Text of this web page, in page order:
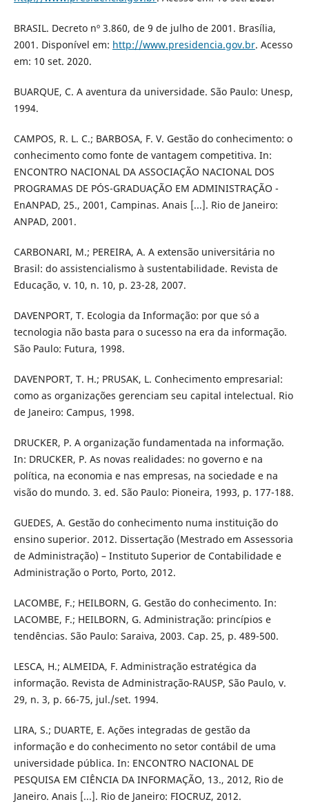
BRASIL. Decreto nº 3.860, de 9 de julho de 2001. Brasília,
2001. Disponível em: http://www.presidencia.gov.br. Acesso
em: 10 set. 2020.
BUARQUE, C. A aventura da universidade. São Paulo: Unesp,
1994.
CAMPOS, R. L. C.; BARBOSA, F. V. Gestão do conhecimento: o
conhecimento como fonte de vantagem competitiva. In:
ENCONTRO NACIONAL DA ASSOCIAÇÃO NACIONAL DOS
PROGRAMAS DE PÓS-GRADUAÇÃO EM ADMINISTRAÇÃO -
EnANPAD, 25., 2001, Campinas. Anais [...]. Rio de Janeiro:
ANPAD, 2001.
CARBONARI, M.; PEREIRA, A. A extensão universitária no
Brasil: do assistencialismo à sustentabilidade. Revista de
Educação, v. 10, n. 10, p. 23-28, 2007.
DAVENPORT, T. Ecologia da Informação: por que só a
tecnologia não basta para o sucesso na era da informação.
São Paulo: Futura, 1998.
DAVENPORT, T. H.; PRUSAK, L. Conhecimento empresarial:
como as organizações gerenciam seu capital intelectual. Rio
de Janeiro: Campus, 1998.
DRUCKER, P. A organização fundamentada na informação.
In: DRUCKER, P. As novas realidades: no governo e na
política, na economia e nas empresas, na sociedade e na
visão do mundo. 3. ed. São Paulo: Pioneira, 1993, p. 177-188.
GUEDES, A. Gestão do conhecimento numa instituição do
ensino superior. 2012. Dissertação (Mestrado em Assessoria
de Administração) – Instituto Superior de Contabilidade e
Administração o Porto, Porto, 2012.
LACOMBE, F.; HEILBORN, G. Gestão do conhecimento. In:
LACOMBE, F.; HEILBORN, G. Administração: princípios e
tendências. São Paulo: Saraiva, 2003. Cap. 25, p. 489-500.
LESCA, H.; ALMEIDA, F. Administração estratégica da
informação. Revista de Administração-RAUSP, São Paulo, v.
29, n. 3, p. 66-75, jul./set. 1994.
LIRA, S.; DUARTE, E. Ações integradas de gestão da
informação e do conhecimento no setor contábil de uma
universidade pública. In: ENCONTRO NACIONAL DE
PESQUISA EM CIÊNCIA DA INFORMAÇÃO, 13., 2012, Rio de
Janeiro. Anais [...]. Rio de Janeiro: FIOCRUZ, 2012.